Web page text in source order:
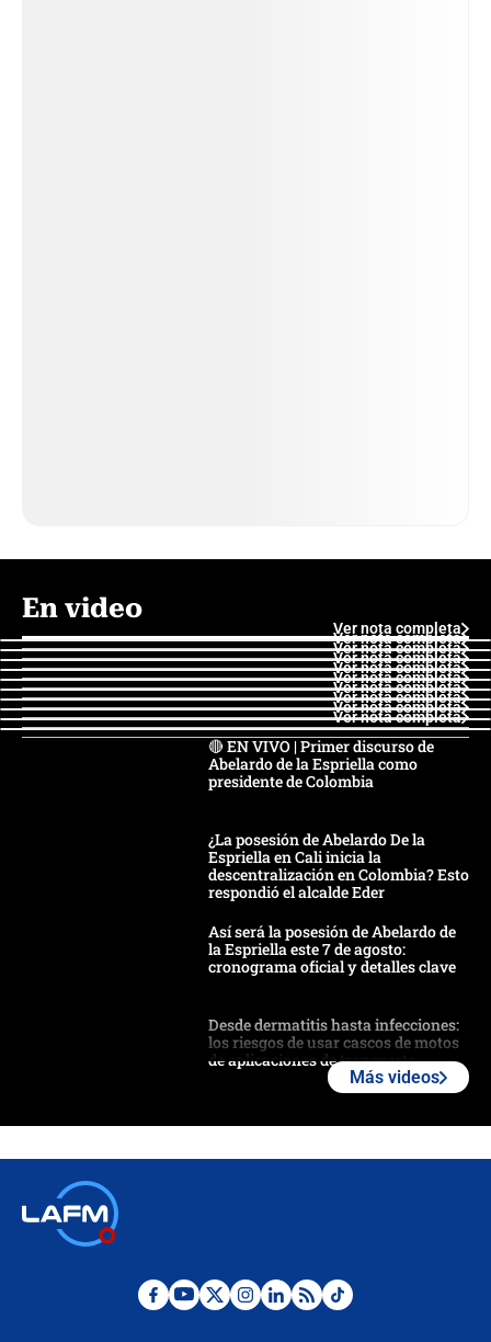
En video
Ver nota completa
Ver nota completa
Ver nota completa
Ver nota completa
Ver nota completa
Ver nota completa
Ver nota completa
Ver nota completa
Ver nota completa
Ver nota completa
🔴 EN VIVO | Primer discurso de
Abelardo de la Espriella como
presidente de Colombia
¿La posesión de Abelardo De la
Espriella en Cali inicia la
descentralización en Colombia? Esto
respondió el alcalde Eder
Así será la posesión de Abelardo de
la Espriella este 7 de agosto:
cronograma oficial y detalles clave
Desde dermatitis hasta infecciones:
los riesgos de usar cascos de motos
de aplicaciones de transporte
Posesión de Abelardo De La Espriella
Más videos